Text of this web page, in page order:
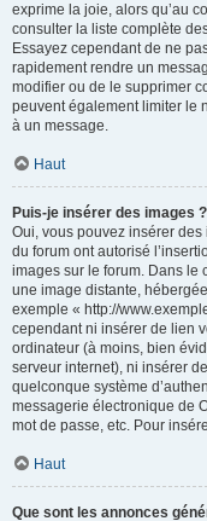
exprime la joie, alors qu’au
consulter la liste complète
Essayez cependant de ne
rapidement rendre un
modifier ou de le supprimer
peuvent également limiter le
à un message.
Haut
Puis-je insérer des images ?
Oui, vous pouvez insérer
du forum ont autorisé
images sur le forum. Dans le
une image distante,
exemple « http://
cependant ni insérer de lien
ordinateur (à moins, bien
serveur internet), ni insérer
quelconque système
messagerie électronique de
mot de passe, etc. Pour
Haut
Que sont les annonces